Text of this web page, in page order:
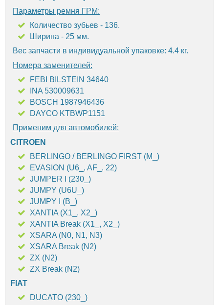
Параметры ремня ГРМ:
Количество зубьев - 136.
Ширина - 25 мм.
Вес запчасти в индивидуальной упаковке: 4.4 кг.
Номера заменителей:
FEBI BILSTEIN 34640
INA 530009631
BOSCH 1987946436
DAYCO KTBWP1151
Применим для автомобилей:
CITROEN
BERLINGO / BERLINGO FIRST (M_)
EVASION (U6_, AF_, 22)
JUMPER I (230_)
JUMPY (U6U_)
JUMPY I (B_)
XANTIA (X1_, X2_)
XANTIA Break (X1_, X2_)
XSARA (N0, N1, N3)
XSARA Break (N2)
ZX (N2)
ZX Break (N2)
FIAT
DUCATO (230_)